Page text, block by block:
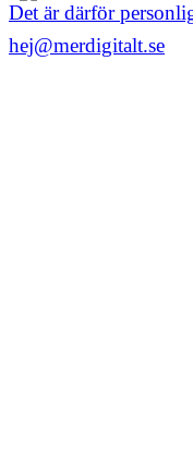
Det är därför
hej@merdigitalt.se